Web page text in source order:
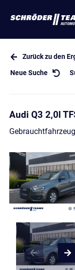
Zurück zu den
Neue Suche
Audi Q3 2,0l
Gebrauchtfahrzeug